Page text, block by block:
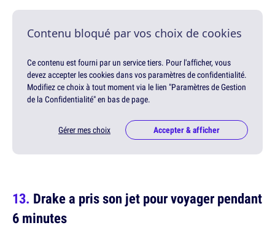
Contenu bloqué par vos choix de cookies
Ce contenu est fourni par un service tiers. Pour l'afficher, vous
devez accepter les cookies dans vos paramètres de confidentialité.
Modifiez ce choix à tout moment via le lien "Paramètres de Gestion
de la Confidentialité" en bas de page.
Gérer mes choix Accepter & afficher
Drake a pris son jet pour voyager pendant
6 minutes